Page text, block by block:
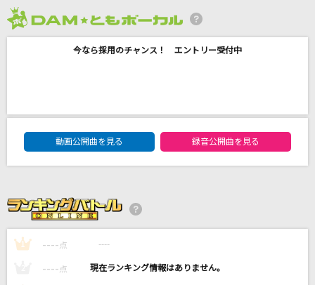
SEVENTEEN
ふたりごと
miwa
チェリー
[生音]明日晴れるかな
今なら採用のチャンス！ エントリー受付中
DAM★ともボーカルエントリーランキング
動画公開曲を見る
録音公開曲を見る
1 ---- 点 ----
---- 点 ----